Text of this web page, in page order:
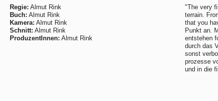
Regie: Almut Rink
Buch: Almut Rink
Kamera: Almut Rink
Schnitt: Almut Rink
ProduzentInnen: Almut Rink
"The very
terrain.
that you
Punkt an.
entstehen
durch das
sonst
prozesse
und in die